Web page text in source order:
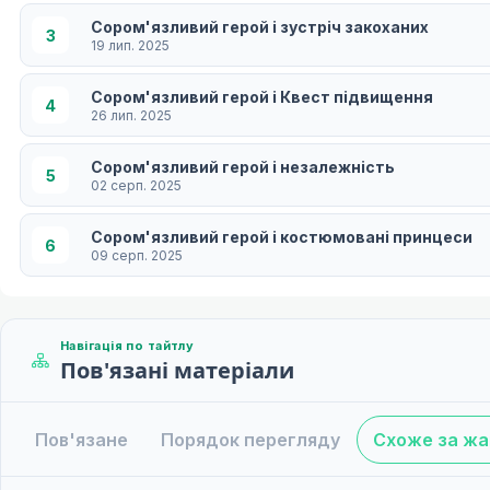
3 Сором'язливий герой і зустріч закоханих
19 лип. 2025
4 Сором'язливий герой і Квест підвищення
26 лип. 2025
5 Сором'язливий герой і незалежність
02 серп. 2025
6 Сором'язливий герой і костюмовані принцеси
09 серп. 2025
Сором'язлива і відьма гіпнозу
Сором'язливий герой і боротьба на воді
Навігація по тайтлу
Пов'язані матеріали
Пов'язане Порядок перегляду Схоже за